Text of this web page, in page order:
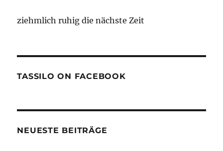
ziehmlich ruhig die nächste Zeit
TASSILO ON FACEBOOK
NEUESTE BEITRÄGE